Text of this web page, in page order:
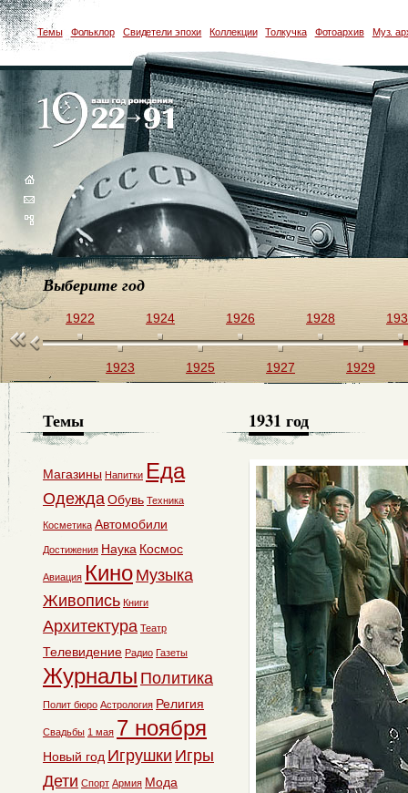
Темы Фольклор Свидетели эпохи Коллекции Толкучка Фотоархив Муз.
Выберите год
1922
1923
1924
1925
1926
1927
1928
1929
1931 год
Темы
Магазины Напитки Еда
ОдеждаОбувь Техника
Косметика Автомобили
Достижения Наука Космос
Авиация Кино Музыка
Живопись Книги
Архитектура Театр
Телевидение Радио Газеты
Журналы Политика
Полит бюро Астрология Религия
Свадьбы 1 мая 7 ноября
Новый год Игрушки Игры
Дети Спорт Армия Мода